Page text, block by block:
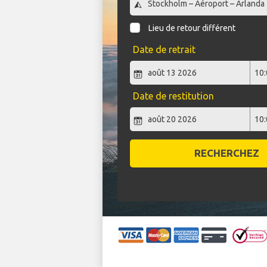
Lieu de retour différent
Date de retrait
Date de restitution
RECHERCHEZ